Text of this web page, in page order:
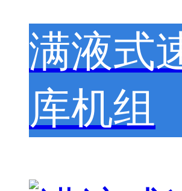
满液式
库机组